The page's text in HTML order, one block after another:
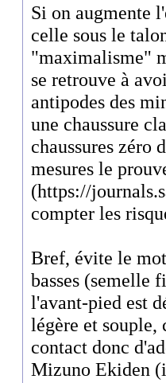
Si on augmente
celle sous le
"maximalisme"
se retrouve à
antipodes des
une chaussure
chaussures zéro
mesures le
(https://
compter les
Bref, évite le
basses (semelle
l'avant-pied est
légère et souple,
contact donc
Mizuno Ekiden